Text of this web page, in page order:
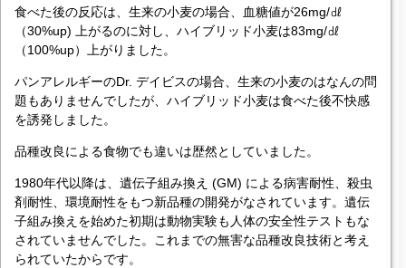
食べた後の反応は、生来の小麦の場合、血糖値が26mg/㎗
（30%up) 上がるのに対し、ハイブリッド小麦は83mg/㎗
（100%up）上がりました。
パンアレルギーのDr. デイビスの場合、生来の小麦のはなんの問
題もありませんでしたが、ハイブリッド小麦は食べた後不快感
を誘発しました。
品種改良による食物でも違いは歴然としていました。
1980年代以降は、遺伝子組み換え (GM) による病害耐性、殺虫
剤耐性、環境耐性をもつ新品種の開発がなされています。遺伝
子組み換えを始めた初期は動物実験も人体の安全性テストもな
されていませんでした。これまでの無害な品種改良技術と考え
られていたからです。